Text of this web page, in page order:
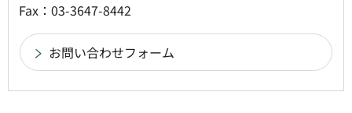
Fax：03-3647-8442